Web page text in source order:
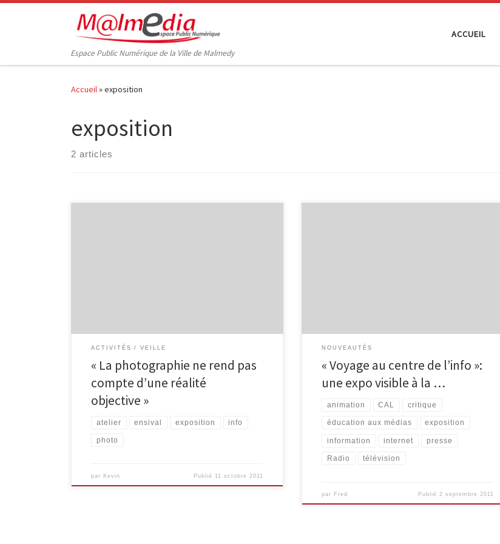
Passer au contenu
Espace Public Numérique de la Ville de Malmedy
ACCUEIL
Accueil»exposition
exposition
2 articles
ACTIVITÉS VEILLE
« La photographie ne rend pas
compte d’une réalité
objective »
atelier ensival exposition info
photo
par Kevin Publié 11 octobre 2011
NOUVEAUTÉS
« Voyage au centre de l’info »:
une expo visible à la …
animation CAL critique
éducation aux médias exposition
information internet presse
Radio télévision
par Fred Publié 2 septembre 2011